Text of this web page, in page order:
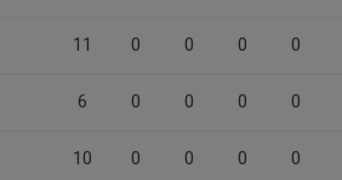
11 0 0 0 0
6 0 0 0 0
10 0 0 0 0